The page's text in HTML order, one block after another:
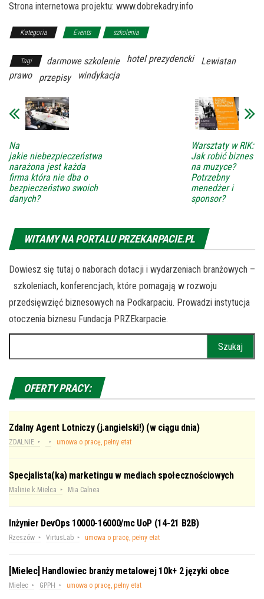
Strona internetowa projektu: www.dobrekadry.info
Kategoria Events szkolenia
Tagi darmowe szkolenie hotel prezydencki
Lewiatan
prawo
przepisy windykacja
Na
jakie niebezpieczeństwa
narażona jest każda
firma która nie dba o
bezpieczeństwo swoich
danych?
Warsztaty w RIK:
Jak robić biznes
na muzyce?
Potrzebny
menedżer i
sponsor?
WITAMY NA PORTALU PRZEKARPACIE.PL
Dowiesz się tutaj o naborach dotacji i wydarzeniach branżowych –
szkoleniach, konferencjach, które pomagają w rozwoju
przedsięwzięć biznesowych na Podkarpaciu. Prowadzi instytucja
otoczenia biznesu Fundacja PRZEkarpacie.
OFERTY PRACY:
Zdalny Agent Lotniczy (j.angielski!) (w ciągu dnia)
ZDALNIE umowa o pracę, pełny etat
Specjalista(ka) marketingu w mediach społecznościowych
Malinie k.Mielca Mia Calnea
Inżynier DevOps 10000-16000/mc UoP (14-21 B2B)
Rzeszów VirtusLab umowa o pracę, pełny etat
[Mielec] Handlowiec branży metalowej 10k+ 2 języki obce
Mielec GPPH umowa o pracę, pełny etat